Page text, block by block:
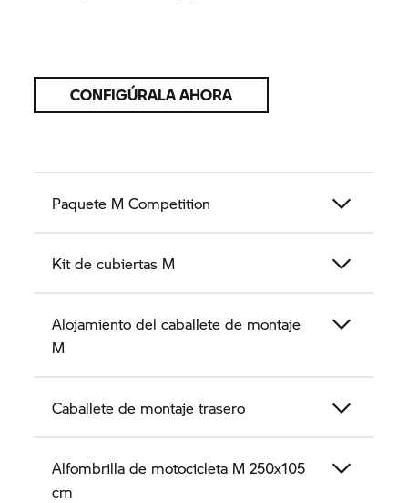
CONFIGÚRALA AHORA
Paquete M Competition
Kit de cubiertas M
Alojamiento del caballete de montaje
M
Caballete de montaje trasero
Alfombrilla de motocicleta M 250x105
cm